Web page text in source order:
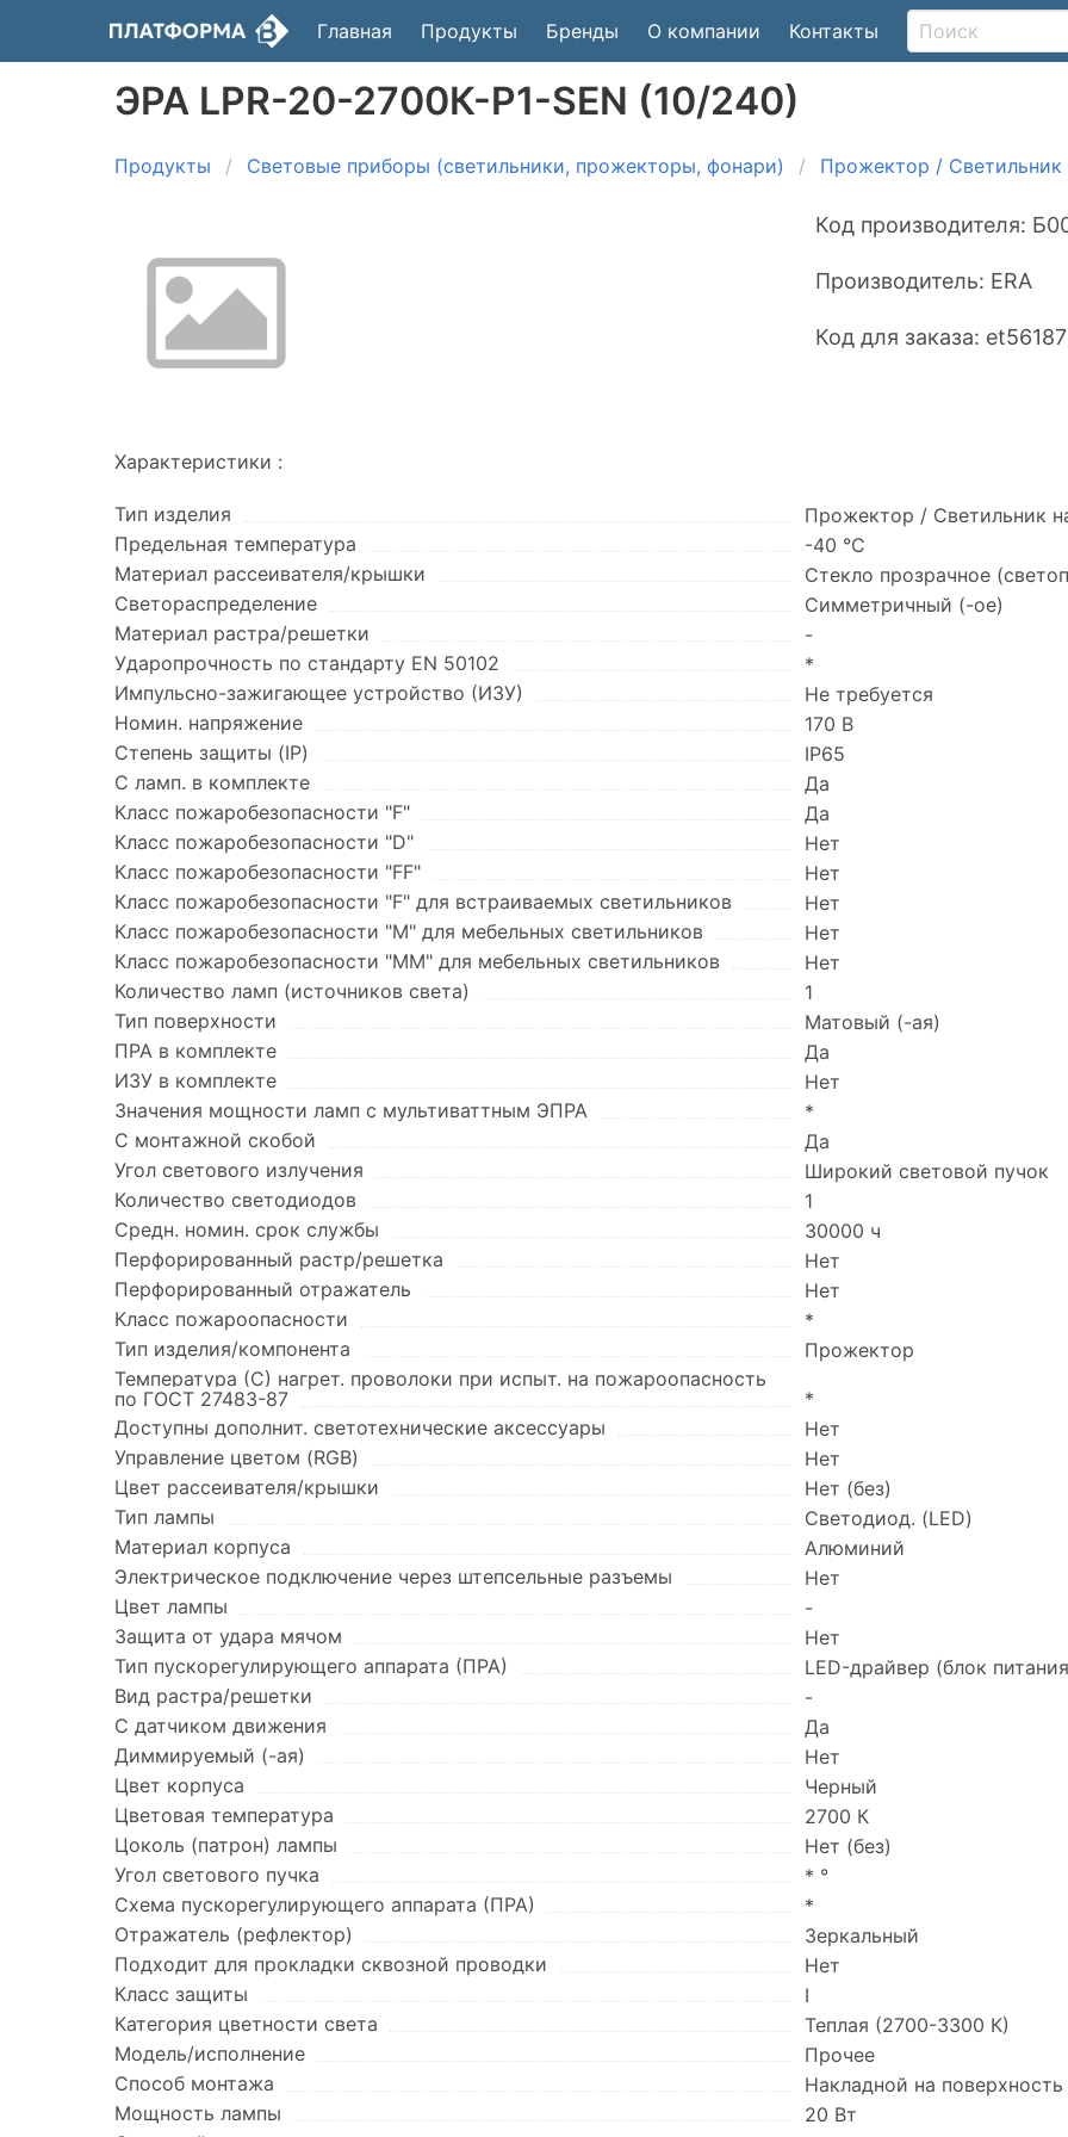
Главная Продукты Бренды О компании Контакты
ЭРА LPR-20-2700К-P1-SEN (10/240)
Продукты Световые приборы (светильники, прожекторы, фонари) Прожектор / Светильник
Код производителя:
Производитель: ERA
Код для заказа: et56187
Характеристики :
Тип изделия
Прожектор / Светильник
Предельная температура
-40 °C
Материал рассеивателя/крышки
Стекло прозрачное
Светораспределение
Симметричный (-ое)
Материал растра/решетки
-
Ударопрочность по стандарту EN 50102
*
Импульсно-зажигающее устройство (ИЗУ)
Не требуется
Номин. напряжение
170 В
Степень защиты (IP)
IP65
С ламп. в комплекте
Да
Класс пожаробезопасности "F"
Да
Класс пожаробезопасности "D"
Нет
Класс пожаробезопасности "FF"
Нет
Класс пожаробезопасности "F" для встраиваемых светильников
Нет
Класс пожаробезопасности "М" для мебельных светильников
Нет
Класс пожаробезопасности "ММ" для мебельных светильников
Нет
Количество ламп (источников света)
1
Тип поверхности
Матовый (-ая)
ПРА в комплекте
Да
ИЗУ в комплекте
Нет
Значения мощности ламп с мультиваттным ЭПРА
*
С монтажной скобой
Да
Угол светового излучения
Широкий световой пучок
Количество светодиодов
1
Средн. номин. срок службы
30000 ч
Перфорированный растр/решетка
Нет
Перфорированный отражатель
Нет
Класс пожароопасности
*
Тип изделия/компонента
Прожектор
Температура (С) нагрет. проволоки при испыт. на пожароопасность
по ГОСТ 27483-87
*
Доступны дополнит. светотехнические аксессуары
Нет
Управление цветом (RGB)
Нет
Цвет рассеивателя/крышки
Нет (без)
Тип лампы
Светодиод. (LED)
Материал корпуса
Алюминий
Электрическое подключение через штепсельные разъемы
Нет
Цвет лампы
-
Защита от удара мячом
Нет
Тип пускорегулирующего аппарата (ПРА)
LED-драйвер (блок
Вид растра/решетки
-
С датчиком движения
Да
Диммируемый (-ая)
Нет
Цвет корпуса
Черный
Цветовая температура
2700 К
Цоколь (патрон) лампы
Нет (без)
Угол светового пучка
* °
Схема пускорегулирующего аппарата (ПРА)
*
Отражатель (рефлектор)
Зеркальный
Подходит для прокладки сквозной проводки
Нет
Класс защиты
I
Категория цветности света
Теплая (2700-3300 К)
Модель/исполнение
Прочее
Способ монтажа
Накладной на поверхность
Мощность лампы
20 Вт